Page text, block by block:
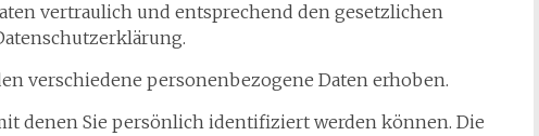
vertraulich und entsprechend den gesetzlichen
verschiedene personenbezogene Daten erhoben.
denen Sie persönlich identifiziert werden können. Die